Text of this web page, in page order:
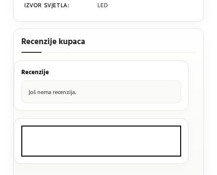
IZVOR SVJETLA: LED
Recenzije kupaca
Recenzije
Još nema recenzija.